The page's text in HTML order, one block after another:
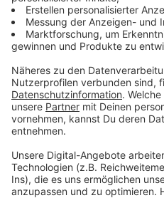
Nutzung des
Video
Mehr
powered by
Was steckt in diesem
ihre Freunde werden es
Anzeige
©Copyright 2019 Disney
Schneemann Olaf und